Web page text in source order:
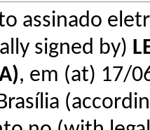
assinado
signed by)
, em (at) 17/